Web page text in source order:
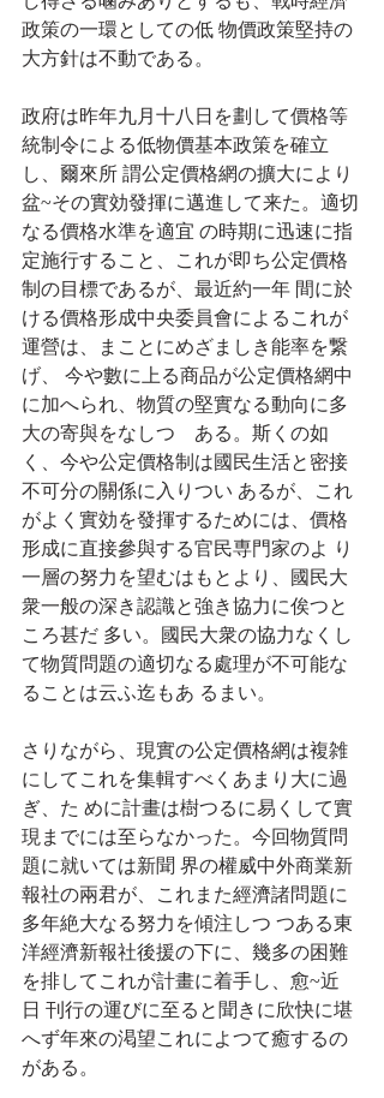
政策の一環としての低 物價政策堅持の
大方針は不動である。
政府は昨年九月十八日を劃して價格等
統制令による低物價基本政策を確立
し、爾來所 謂公定價格網の擴大により
盆~その實効發揮に邁進して来た。適切
なる價格水準を適宜 の時期に迅速に指
定施行すること、これが即ち公定價格
制の目標であるが、最近約一年 間に於
ける價格形成中央委員會によるこれが
運營は、まことにめざましき能率を繋
げ、 今や數に上る商品が公定價格網中
に加へられ、物質の堅實なる動向に多
大の寄與をなしつゝある。斯くの如
く、今や公定價格制は國民生活と密接
不可分の關係に入りつい あるが、これ
がよく實効を發揮するためには、價格
形成に直接參與する官民専門家のよ り
一層の努力を望むはもとより、國民大
衆一般の深き認識と強き協力に俟つと
ころ甚だ 多い。國民大衆の協力なくし
て物質問題の適切なる處理が不可能な
ることは云ふ迄もあ るまい。
さりながら、現實の公定價格網は複雑
にしてこれを集輯すべくあまり大に過
ぎ、た めに計畫は樹つるに易くして實
現までには至らなかった。今回物質問
題に就いては新聞 界の權威中外商業新
報社の兩君が、これまた經濟諸問題に
多年絶大なる努力を傾注しつ つある東
洋經濟新報社後援の下に、幾多の困難
を排してこれが計畫に着手し、愈~近
日 刊行の運びに至ると聞きに欣快に堪
へず年來の渇望これによつて癒するの
がある。